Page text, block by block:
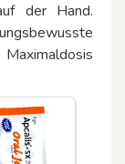
der Hand.